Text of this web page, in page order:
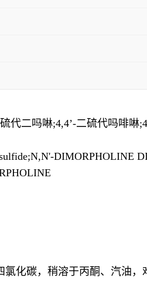
代二吗啉;4,4’-二硫代吗啡
化碳，稍溶于丙酮、汽油